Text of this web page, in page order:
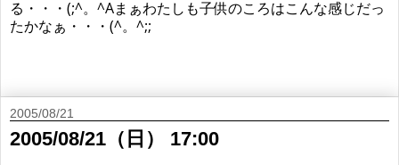
る・・・(;^。^Aまぁわたしも子供のころはこんな感じだっ
たかなぁ・・・(^。^;;
2005/08/21
2005/08/21（日） 17:00